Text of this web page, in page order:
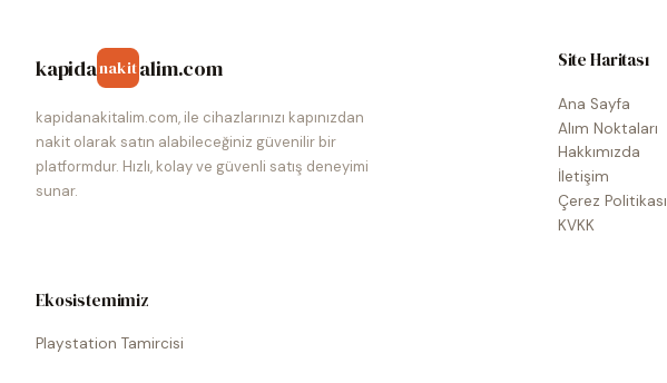
kapidanakitalim.com
kapidanakitalim.com, ile cihazlarınızı kapınızdan
nakit olarak satın alabileceğiniz güvenilir bir
platformdur. Hızlı, kolay ve güvenli satış deneyimi
sunar.
Site Haritası
Ana Sayfa
Alım Noktaları
Hakkımızda
İletişim
Çerez Politikası
KVKK
Ekosistemimiz
Playstation Tamircisi